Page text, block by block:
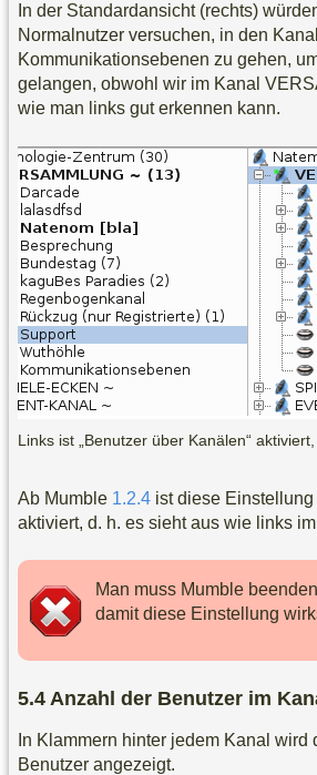
In der Standardansicht (rechts)
Normalnutzer versuchen, in den Kanal
Kommunikationsebenen zu gehen,
gelangen, obwohl wir im Kanal
wie man links gut erkennen kann.
Links ist „Benutzer über Kanälen“
Ab Mumble 1.2.4 ist diese
aktiviert, d. h. es sieht aus wie links
Man muss Mumble
damit diese Einstellung
Anzahl der Benutzer im
In Klammern hinter jedem Kanal wird
Benutzer angezeigt.